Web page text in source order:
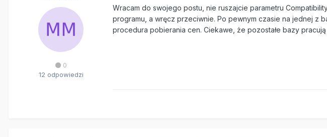
0
12 odpowiedzi
Wracam do swojego postu, nie ruszajcie parametru
programu, a wręcz przeciwnie. Po pewnym czasie na jednej z
procedura pobierania cen. Ciekawe, że pozostałe bazy